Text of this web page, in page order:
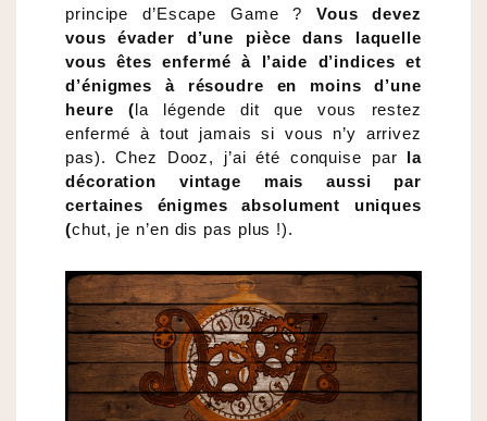
principe d’Escape Game ?Vous devez
vous évader d’une pièce dans laquelle
vous êtes enfermé à l’aide d’indices et
d’énigmes à résoudre en moins d’une
heure (la légende dit que vous restez
enfermé à tout jamais si vous n’y arrivez
pas). Chez Dooz, j’ai été conquise par la
décoration vintage mais aussi par
certaines énigmes absolument uniques
(chut, je n’en dis pas plus !).